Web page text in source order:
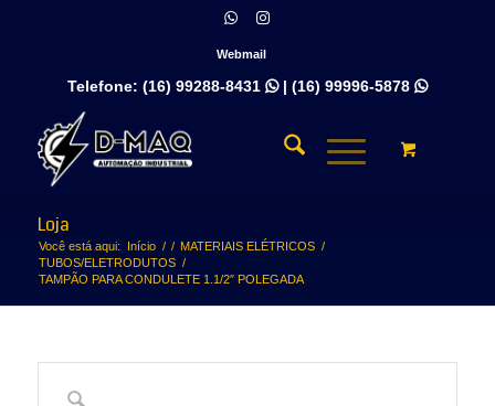
Webmail
Telefone: (16) 99288-8431 | (16) 99996-5878 
Loja
Você está aqui: Início / / MATERIAIS ELÉTRICOS /
TUBOS/ELETRODUTOS /
TAMPÃO PARA CONDULETE 1.1/2″ POLEGADA